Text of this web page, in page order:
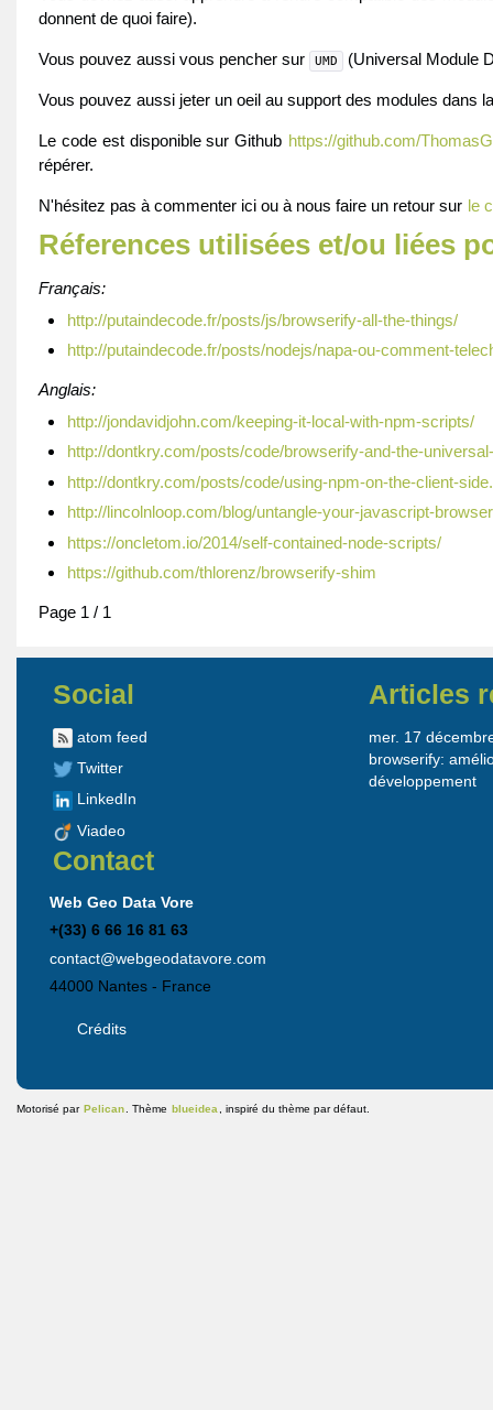
donnent de quoi faire).
Vous pouvez aussi vous pencher sur UMD (Universal Module
Vous pouvez aussi jeter un oeil au support des modules dans
Le code est disponible sur Github https://github.com/
répérer.
N'hésitez pas à commenter ici ou à nous faire un retour sur le
Réferences utilisées et/ou liées
Français:
http://putaindecode.fr/posts/js/browserify-all-the-things/
http://putaindecode.fr/posts/nodejs/napa-ou-comment-
Anglais:
http://jondavidjohn.com/keeping-it-local-with-npm-scripts/
http://dontkry.com/posts/code/browserify-and-the-
http://dontkry.com/posts/code/using-npm-on-the-client-
http://lincolnloop.com/blog/untangle-your-javascript-
https://oncletom.io/2014/self-contained-node-scripts/
https://github.com/thlorenz/browserify-shim
Page 1 / 1
Social
atom feed
Twitter
LinkedIn
Viadeo
Contact
Web Geo Data Vore
+(33) 6 66 16 81 63
contact@webgeodatavore.com
44000 Nantes - France
Crédits
Articles
mer. 17
browserify:
développement
Motorisé par Pelican . Thème blueidea , inspiré du thème par défaut.